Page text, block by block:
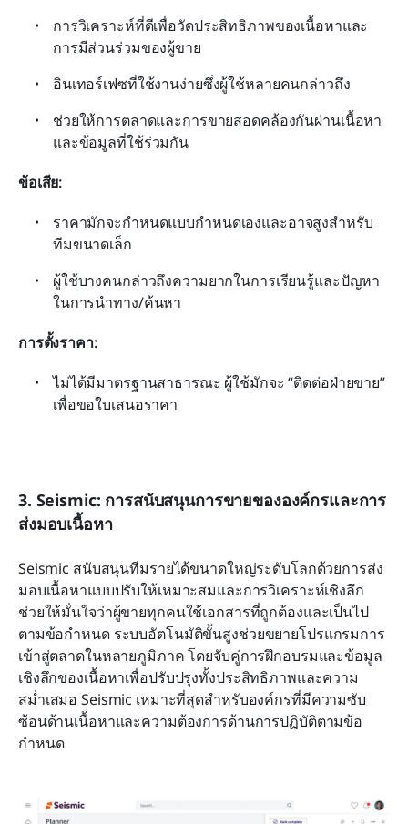
การวิเคราะห์ที่ดีเพื่อวัดประสิทธิภาพของเนื้อหาและ
การมีส่วนร่วมของผู้ขาย
อินเทอร์เฟซที่ใช้งานง่ายซึ่งผู้ใช้หลายคนกล่าวถึง
ช่วยให้การตลาดและการขายสอดคล้องกันผ่านเนื้อหา
และข้อมูลที่ใช้ร่วมกัน
ข้อเสีย:
ราคามักจะกำหนดแบบกำหนดเองและอาจสูงสำหรับ
ทีมขนาดเล็ก
ผู้ใช้บางคนกล่าวถึงความยากในการเรียนรู้และปัญหา
ในการนำทาง/ค้นหา
การตั้งราคา:
ไม่ได้มีมาตรฐานสาธารณะ ผู้ใช้มักจะ “ติดต่อฝ่ายขาย”
เพื่อขอใบเสนอราคา
3. Seismic: การสนับสนุนการขายขององค์กรและการ
ส่งมอบเนื้อหา
Seismic สนับสนุนทีมรายได้ขนาดใหญ่ระดับโลกด้วยการส่ง
มอบเนื้อหาแบบปรับให้เหมาะสมและการวิเคราะห์เชิงลึก
ช่วยให้มั่นใจว่าผู้ขายทุกคนใช้เอกสารที่ถูกต้องและเป็นไป
ตามข้อกำหนด ระบบอัตโนมัติขั้นสูงช่วยขยายโปรแกรมการ
เข้าสู่ตลาดในหลายภูมิภาค โดยจับคู่การฝึกอบรมและข้อมูล
เชิงลึกของเนื้อหาเพื่อปรับปรุงทั้งประสิทธิภาพและความ
สม่ำเสมอ Seismic เหมาะที่สุดสำหรับองค์กรที่มีความซับ
ซ้อนด้านเนื้อหาและความต้องการด้านการปฏิบัติตามข้อ
กำหนด